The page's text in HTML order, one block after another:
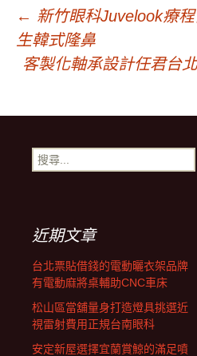
文
章
導
覽
← 新竹眼科Juvelook療
生韓式隆鼻
客製化軸承設計任君台
搜
尋
近期文章
台北票貼借錢的電動曬衣架品牌
有電動麻將桌輔助CNC車床
松山區當舖量身打造燈具挑選近
視雷射費用正規台南眼科
安定新屋選擇宜蘭賞鯨的滿足噴